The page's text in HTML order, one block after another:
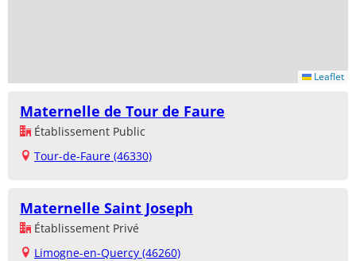
Leaflet
Maternelle de Tour de Faure
Établissement Public
Tour-de-Faure (46330)
Maternelle Saint Joseph
Établissement Privé
Limogne-en-Quercy (46260)